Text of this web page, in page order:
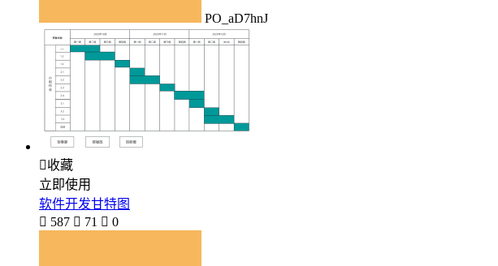
PO_aD7hnJ
收藏
立即使用
软件开发甘特图
 587  71  0